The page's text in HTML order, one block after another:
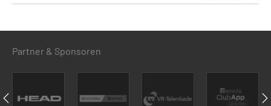
Partner & Sponsoren